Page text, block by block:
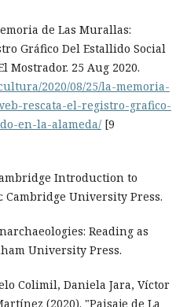
de Las Murallas:
Gráfico Del Estallido Social
Mostrador. 25 Aug 2020.
2020/08/25/la-memoria-
rescata-el-registro-grafico-
en-la-alameda/[9
Introduction to
Cambridge University Press.
Reading as
University Press.
Colimil, Daniela Jara, Víctor
(2020). "Paisaje de La